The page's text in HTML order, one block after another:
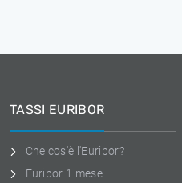
TASSI EURIBOR
Che cos'è l'Euribor?
Euribor 1 mese